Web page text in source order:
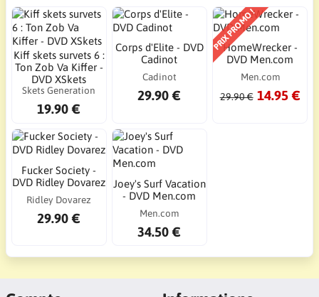
Kiff skets survets 6 :
Ton Zob Va Kiffer -
DVD XSkets
Skets Generation
19.90 €
Corps d'Elite - DVD
Cadinot
Cadinot
29.90 €
PRIX PROMO !
HomeWrecker -
DVD Men.com
Men.com
29.90 € 14.95 €
Fucker Society -
DVD Ridley Dovarez
Ridley Dovarez
29.90 €
Joey's Surf Vacation
- DVD Men.com
Men.com
34.50 €